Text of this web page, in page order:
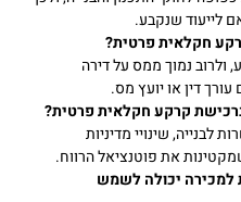
לייעוד שנקבע.
חקלאית פרטית?
נמוך ממס על דירה
דין או יועץ מס.
קרקע חקלאית פרטית?
לבנייה, שינויי מדיניות
את פוטנציאל הרווח.
יכולה לשמש